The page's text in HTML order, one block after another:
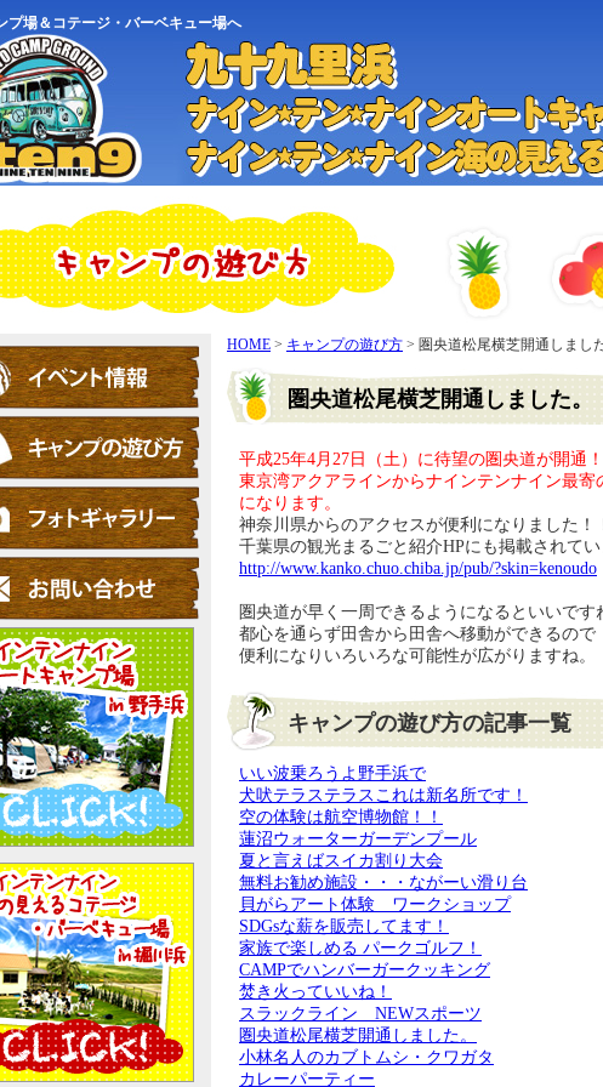
プ場＆コテージ・バーベキュー場へ
HOME > キャンプの遊び方 > 圏央道松尾横芝開通しました
圏央道松尾横芝開通しました。
平成25年4月27日（土）に待望の圏央道が開通！
東京湾アクアラインからナインテンナイン最
になります。
神奈川県からのアクセスが便利になりました！
千葉県の観光まるごと紹介HPにも掲載されてい
http://www.kanko.chuo.chiba.jp/pub/?skin=kenoudo
圏央道が早く一周できるようになるといいです
都心を通らず田舎から田舎へ移動ができるので
便利になりいろいろな可能性が広がりますね。
キャンプの遊び方の記事一覧
いい波乗ろうよ野手浜で
犬吠テラステラスこれは新名所です！
空の体験は航空博物館！！
蓮沼ウォーターガーデンプール
夏と言えばスイカ割り大会
無料お勧め施設・・・ながーい滑り台
貝がらアート体験 ワークショップ
SDGsな薪を販売してます！
家族で楽しめる パークゴルフ！
CAMPでハンバーガークッキング
焚き火っていいね！
スラックライン NEWスポーツ
圏央道松尾横芝開通しました。
小林名人のカブトムシ・クワガタ
カレーパーティー